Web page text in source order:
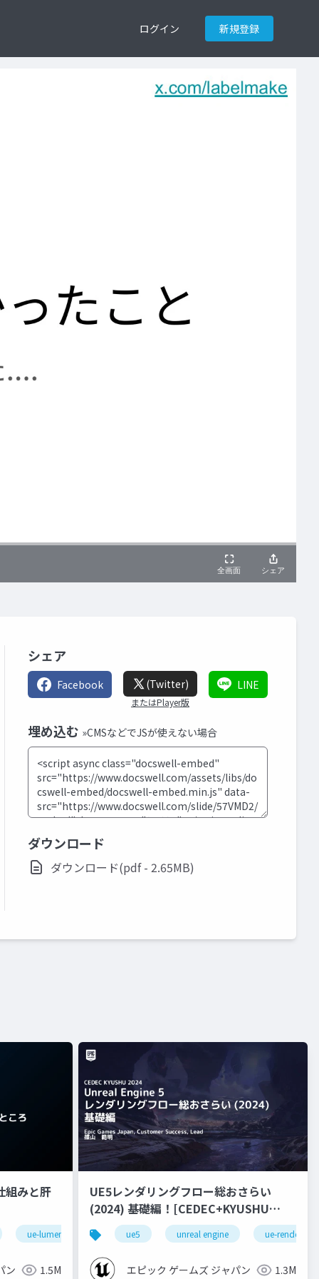
ログイン 新規登録
シェア
Facebook (Twitter)
またはPlayer版
LINE
埋め込む »CMSなどでJSが使えない場合
ダウンロード
ダウンロード(pdf - 2.65MB)
みと肝
ue-lumen
ン 1.5M
UE5レンダリングフロー総おさらい
(2024) 基礎編！[CEDEC+KYUSHU
2024] ue5 unreal engine ue-rendering
エピック ゲームズ ジャパン 1.3M